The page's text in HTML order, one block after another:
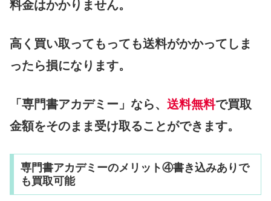
料金はかかりません。
高く買い取ってもっても送料がかかってしま
ったら損になります。
「専門書アカデミー」なら、 送料無料で買取
金額をそのまま受け取ることができます。
専門書アカデミーのメリット④書き込みありで
も買取可能